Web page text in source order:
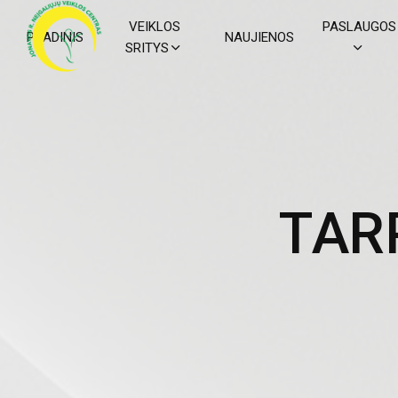
PRADINIS
VEIKLOS
SRITYS
NAUJIENOS
PASLAUGOS
TAR